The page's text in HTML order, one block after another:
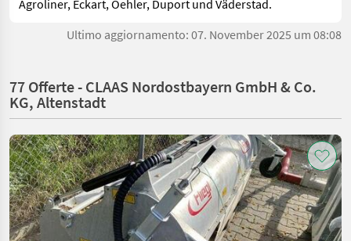
Agroliner, Eckart, Oehler, Duport und Väderstad.
Ultimo aggiornamento: 07. November 2025 um 08:08
77 Offerte - CLAAS Nordostbayern GmbH & Co.
KG, Altenstadt